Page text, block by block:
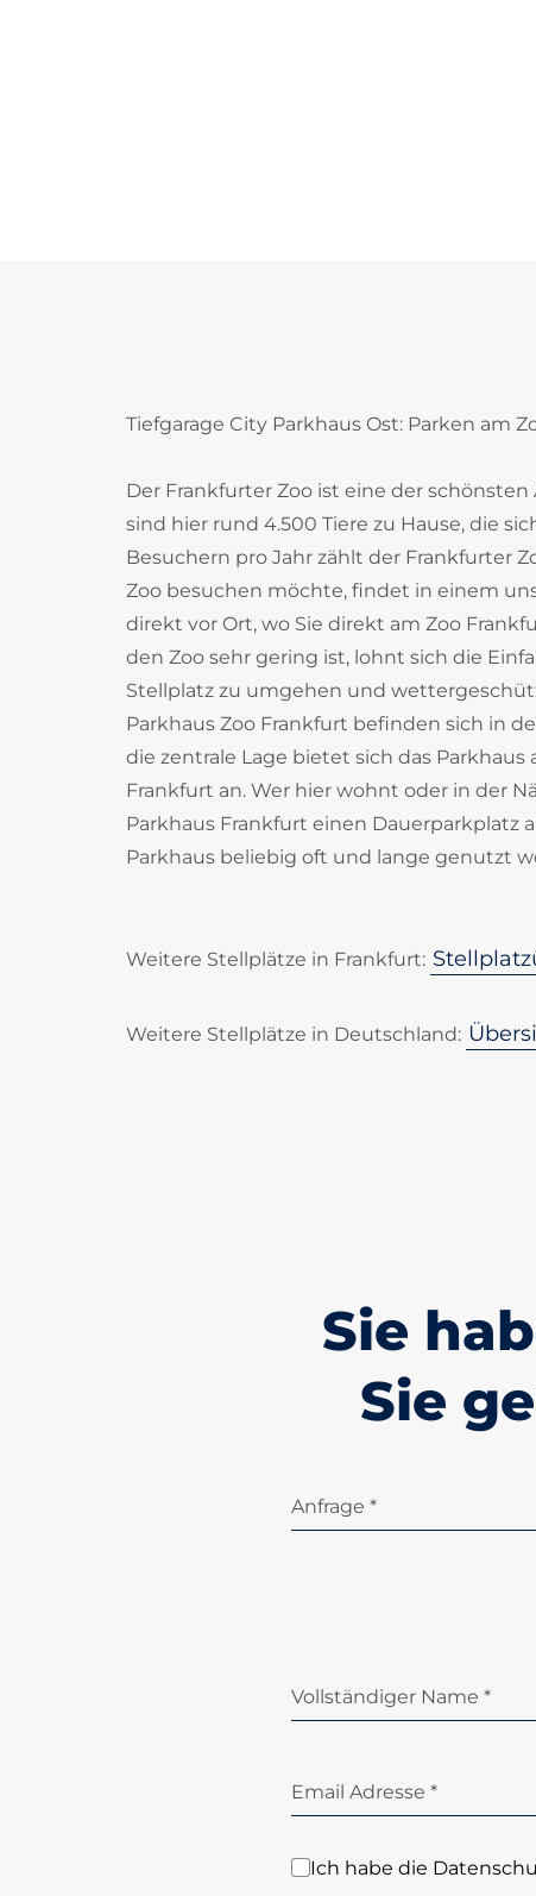
Tiefgarage City Parkhaus Ost: Parken am
Der Frankfurter Zoo ist eine der
sind hier rund 4.500 Tiere zu Hause, die
Besuchern pro Jahr zählt der Frankfurter
Zoo besuchen möchte, findet in einem
direkt vor Ort, wo Sie direkt am Zoo
den Zoo sehr gering ist, lohnt sich die
Stellplatz zu umgehen und
Parkhaus Zoo Frankfurt befinden sich in
die zentrale Lage bietet sich das
Frankfurt an. Wer hier wohnt oder in der
Parkhaus Frankfurt einen Dauerparkplatz
Parkhaus beliebig oft und lange genutzt
Weitere Stellplätze in Frankfurt:
Weitere Stellplätze in Deutschland:
Sie
Sie
Anfrage *
Vollständiger Name *
Email Adresse *
Ich habe die